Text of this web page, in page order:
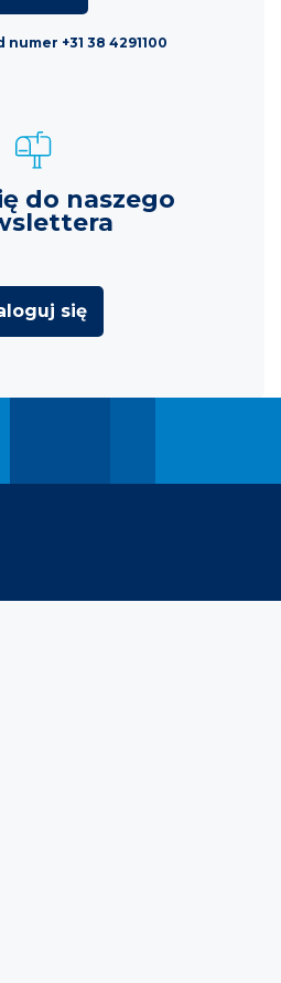
+31 38 4291100
do naszego
się